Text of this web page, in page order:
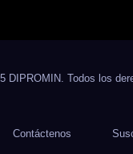
DIPROMIN. Todos los
Contáctenos